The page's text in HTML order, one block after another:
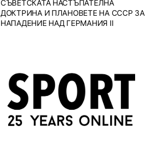
СЪВЕТСКАТА НАСТЪПАТЕЛНА
ДОКТРИНА И ПЛАНОВЕТЕ НА СССР ЗА
НАПАДЕНИЕ НАД ГЕРМАНИЯ II